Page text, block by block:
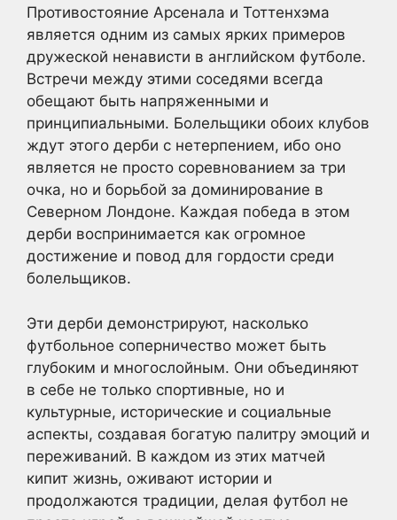
Противостояние Арсенала и Тоттенхэма
является одним из самых ярких примеров
дружеской ненависти в английском футболе.
Встречи между этими соседями всегда
обещают быть напряженными и
принципиальными. Болельщики обоих клубов
ждут этого дерби с нетерпением, ибо оно
является не просто соревнованием за три
очка, но и борьбой за доминирование в
Северном Лондоне. Каждая победа в этом
дерби воспринимается как огромное
достижение и повод для гордости среди
болельщиков.
Эти дерби демонстрируют, насколько
футбольное соперничество может быть
глубоким и многослойным. Они объединяют
в себе не только спортивные, но и
культурные, исторические и социальные
аспекты, создавая богатую палитру эмоций и
переживаний. В каждом из этих матчей
кипит жизнь, оживают истории и
продолжаются традиции, делая футбол не